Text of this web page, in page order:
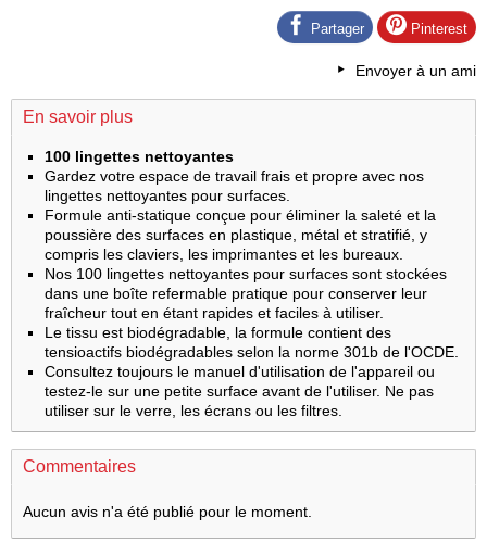
Partager Pinterest
Envoyer à un ami
En savoir plus
100 lingettes nettoyantes
Gardez votre espace de travail frais et propre avec nos
lingettes nettoyantes pour surfaces. ​
Formule anti-statique conçue pour éliminer la saleté et la
poussière des surfaces en plastique, métal et stratifié, y
compris les claviers, les imprimantes et les bureaux.​
Nos 100 lingettes nettoyantes pour surfaces sont stockées
dans une boîte refermable pratique pour conserver leur
fraîcheur tout en étant rapides et faciles à utiliser.​
Le tissu est biodégradable, la formule contient des
tensioactifs biodégradables selon la norme 301b de l'OCDE.​
Consultez toujours le manuel d'utilisation de l'appareil ou
testez-le sur une petite surface avant de l'utiliser. Ne pas
utiliser sur le verre, les écrans ou les filtres.
Commentaires
Aucun avis n'a été publié pour le moment.